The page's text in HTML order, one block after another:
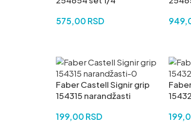
575,00 RSD
Faber Castell Signir grip
154315 narandžasti
199,00 RSD